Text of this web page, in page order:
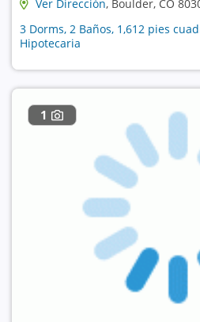
Ver Dirección, Boulder, CO
3 Dorms, 2 Baños, 1,612 pies
Hipotecaria
1